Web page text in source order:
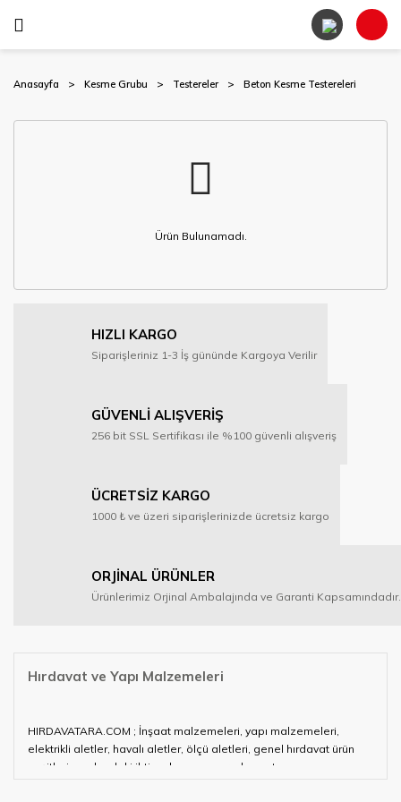
Anasayfa Kesme Grubu Testereler Beton Kesme Testereleri
Ürün Bulunamadı.
HIZLI KARGO
Siparişleriniz 1-3 İş gününde Kargoya Verilir
GÜVENLİ ALIŞVERİŞ
256 bit SSL Sertifikası ile %100 güvenli alışveriş
ÜCRETSİZ KARGO
1000 ₺ ve üzeri siparişlerinizde ücretsiz kargo
ORJİNAL ÜRÜNLER
Ürünlerimiz Orjinal Ambalajında ve Garanti Kapsamındadır.
Hırdavat ve Yapı Malzemeleri
HIRDAVATARA.COM ; İnşaat malzemeleri, yapı malzemeleri,
elektrikli aletler, havalı aletler, ölçü aletleri, genel hırdavat ürün
çeşitleri ve alandaki ihtiyaçlarınızın neredeyse tamamını